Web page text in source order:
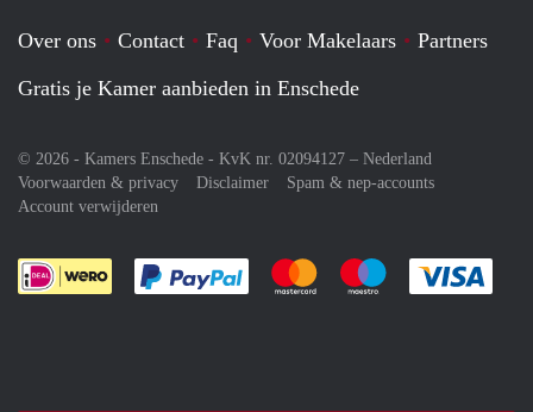
Over ons Contact Faq Voor Makelaars
Partners
Gratis je Kamer aanbieden in Enschede
© 2026 - Kamers Enschede - KvK nr. 02094127 – Nederland
Voorwaarden & privacy
Disclaimer
Spam & nep-accounts
Account verwijderen
Je rekent gemakkelijk af met Paypal
Je rekent gemakkelijk af met
Je rekent